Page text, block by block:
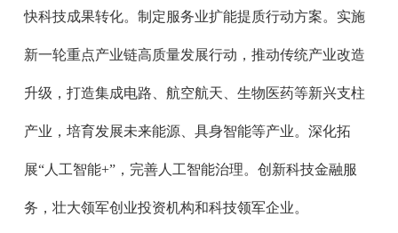
快科技成果转化。制定服务业扩能提质行动方案。实施
新一轮重点产业链高质量发展行动，推动传统产业改造
升级，打造集成电路、航空航天、生物医药等新兴支柱
产业，培育发展未来能源、具身智能等产业。深化拓
展“人工智能+”，完善人工智能治理。创新科技金融服
务，壮大领军创业投资机构和科技领军企业。